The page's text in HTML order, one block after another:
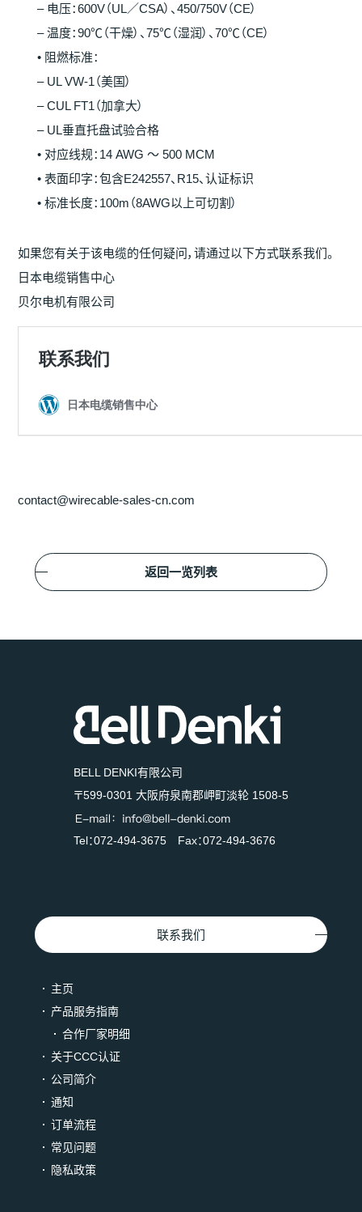
– 电压：600V（UL／CSA）、450/750V（CE）
– 温度：90℃（干燥）、75℃（湿润）、70℃（CE）
• 阻燃标准：
– UL VW-1（美国）
– CUL FT1（加拿大）
– UL垂直托盘试验合格
• 对应线规：14 AWG ～ 500 MCM
• 表面印字：包含E242557、R15、认证标识
• 标准长度：100m（8AWG以上可切割）
如果您有关于该电缆的任何疑问，请通过以下方式联系我们。
日本电缆销售中心
贝尔电机有限公司
contact@wirecable-sales-cn.com
返回一览列表
BELL DENKI有限公司
〒599-0301 大阪府泉南郡岬町淡轮 1508-5
Tel：072-494-3675 Fax：072-494-3676
联系我们
主页
产品服务指南
合作厂家明细
关于CCC认证
公司简介
通知
订单流程
常见问题
隐私政策